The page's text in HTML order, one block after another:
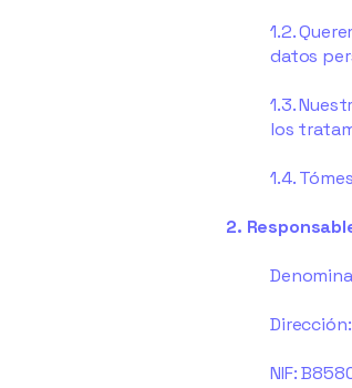
1.2.
datos
1.3.
los
1.4.
2.
NIF: